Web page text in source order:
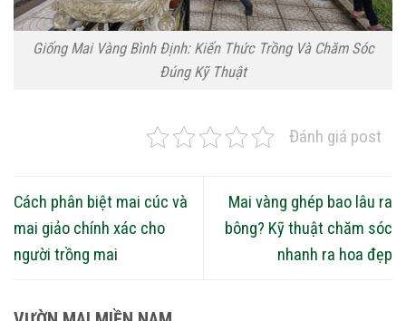
Giống Mai Vàng Bình Định: Kiến Thức Trồng Và Chăm Sóc
Đúng Kỹ Thuật
Đánh giá post
Cách phân biệt mai cúc và
mai giảo chính xác cho
người trồng mai
Mai vàng ghép bao lâu ra
bông? Kỹ thuật chăm sóc
nhanh ra hoa đẹp